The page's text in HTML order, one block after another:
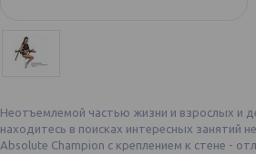
Неотъемлемой частью жизни и взрослых и
находитесь в поисках интересных занятий
Absolute Champion с креплением к стене -